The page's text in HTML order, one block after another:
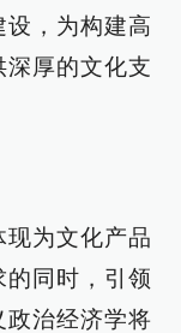
，为构建高
深厚的文化支
为文化产品
同时，引领
政治经济学将